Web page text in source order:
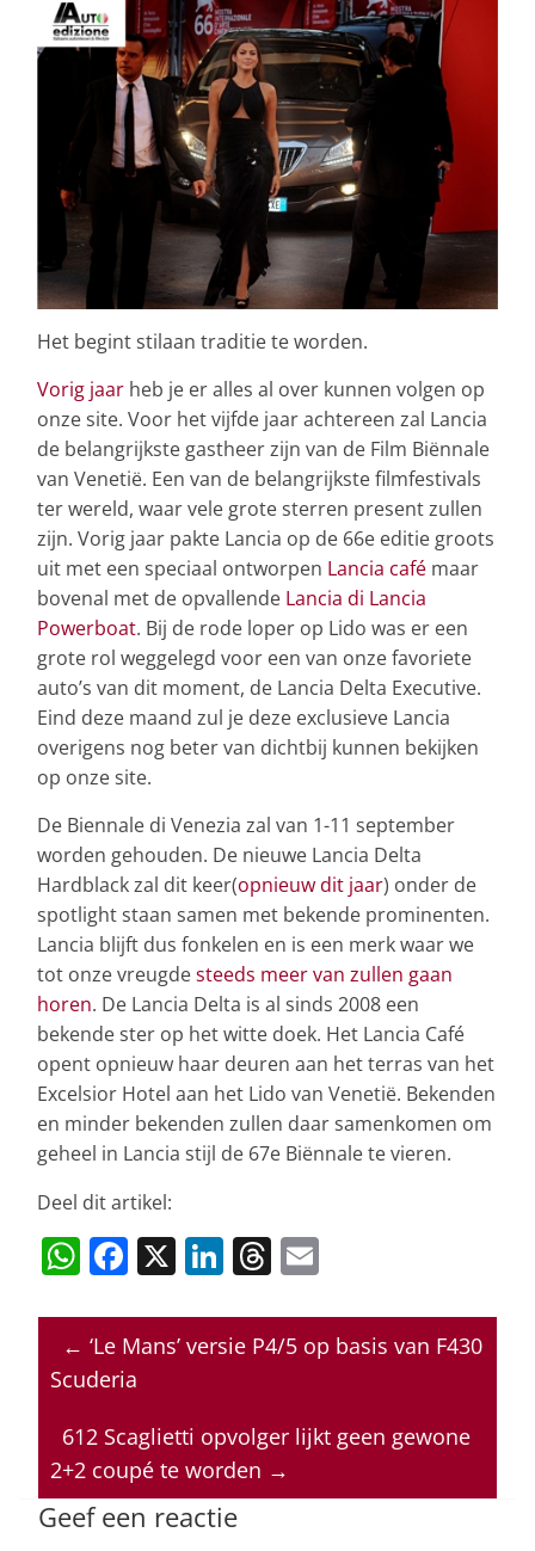
Het begint stilaan traditie te worden.
Vorig jaar heb je er alles al over kunnen volgen op
onze site. Voor het vijfde jaar achtereen zal Lancia
de belangrijkste gastheer zijn van de Film Biënnale
van Venetië. Een van de belangrijkste filmfestivals
ter wereld, waar vele grote sterren present zullen
zijn. Vorig jaar pakte Lancia op de 66e editie groots
uit met een speciaal ontworpen Lancia café maar
bovenal met de opvallende Lancia di Lancia
Powerboat. Bij de rode loper op Lido was er een
grote rol weggelegd voor een van onze favoriete
auto’s van dit moment, de Lancia Delta Executive.
Eind deze maand zul je deze exclusieve Lancia
overigens nog beter van dichtbij kunnen bekijken
op onze site.
De Biennale di Venezia zal van 1-11 september
worden gehouden. De nieuwe Lancia Delta
Hardblack zal dit keer(opnieuw dit jaar) onder de
spotlight staan samen met bekende prominenten.
Lancia blijft dus fonkelen en is een merk waar we
tot onze vreugdesteeds meer van zullen gaan
horen. De Lancia Delta is al sinds 2008 een
bekende ster op het witte doek. Het Lancia Café
opent opnieuw haar deuren aan het terras van het
Excelsior Hotel aan het Lido van Venetië. Bekenden
en minder bekenden zullen daar samenkomen om
geheel in Lancia stijl de 67e Biënnale te vieren.
Deel dit artikel:
W
at
s
p
p
F
c
e
o
o
k
X Li
k
e
n
T
re
a
s
ai
l
← ‘Le Mans’ versie P4/5 op basis van F430
Scuderia
612 Scaglietti opvolger lijkt geen gewone
2+2 coupé te worden →
Geef een reactie